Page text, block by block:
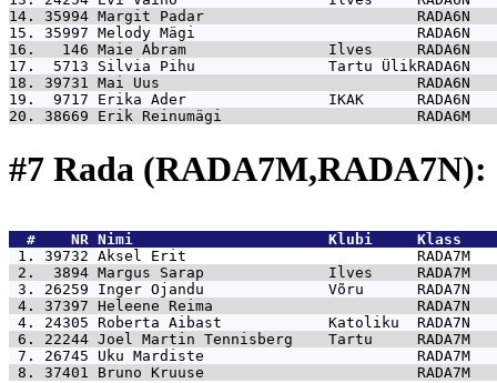
14. 35994 Margit Padar                        RADA6N
15. 35997 Melody Mägi                         RADA6N
16.   146 Maie Abram                Ilves     RADA6N
17.  5713 Silvia Pihu               Tartu ÜlikRADA6N
18. 39731 Mai Uus                             RADA6N
19.  9717 Erika Ader                IKAK      RADA6N
20. 38669 Erik Reinumägi                      RADA6M
#7 Rada
  #    NR
Nimi                      Klubi
1. 39732 Aksel Erit                          RADA7M
2.  3894 Margus Sarap              Ilves     RADA7M
3. 26259 Inger Ojandu              Võru      RADA7N
4. 37397 Heleene Reima                       RADA7N
4. 24305 Roberta Aibast            Katoliku  RADA7N
6. 22244 Joel Martin Tennisberg    Tartu     RADA7M
7. 26745 Uku Mardiste                        RADA7M
8. 37401 Bruno Kruuse                        RADA7M